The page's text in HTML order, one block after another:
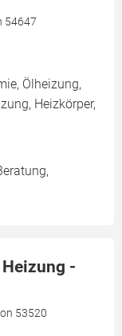
54647
Ölheizung,
Heizkörper,
-
53520